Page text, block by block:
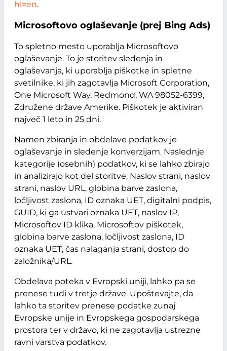
hl=en.
Microsoftovo oglaševanje (prej Bing Ads)
To spletno mesto uporablja Microsoftovo
oglaševanje. To je storitev sledenja in
oglaševanja, ki uporablja piškotke in spletne
svetilnike, ki jih zagotavlja Microsoft Corporation,
One Microsoft Way, Redmond, WA 98052-6399,
Združene države Amerike. Piškotek je aktiviran
največ 1 leto in 25 dni.
Namen zbiranja in obdelave podatkov je
oglaševanje in sledenje konverzijam. Naslednje
kategorije (osebnih) podatkov, ki se lahko zbirajo
in analizirajo kot del storitve: Naslov strani, naslov
strani, naslov URL, globina barve zaslona,
ločljivost zaslona, ID oznaka UET, digitalni podpis,
GUID, ki ga ustvari oznaka UET, naslov IP,
Microsoftov ID klika, Microsoftov piškotek,
globina barve zaslona, ločljivost zaslona, ID
oznaka UET, čas nalaganja strani, dostop do
založnika/URL.
Obdelava poteka v Evropski uniji, lahko pa se
prenese tudi v tretje države. Upoštevajte, da
lahko ta storitev prenese podatke zunaj
Evropske unije in Evropskega gospodarskega
prostora ter v državo, ki ne zagotavlja ustrezne
ravni varstva podatkov.